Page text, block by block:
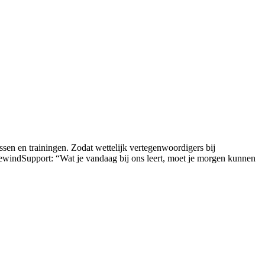
en trainingen. Zodat wettelijk vertegenwoordigers bij
“Wat je vandaag bij ons leert, moet je morgen kunnen